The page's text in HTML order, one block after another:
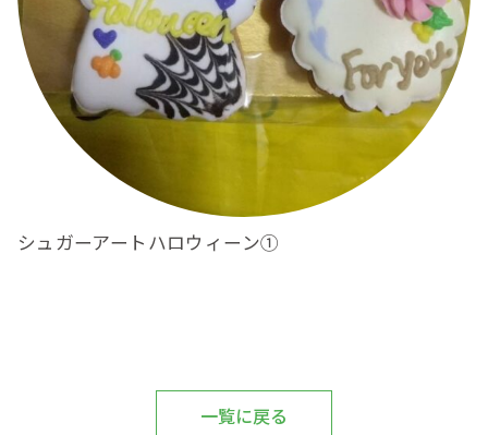
シュガーアートハロウィーン①
一覧に戻る